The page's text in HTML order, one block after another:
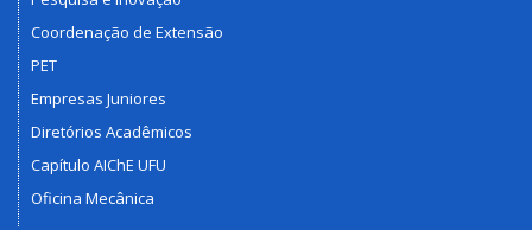
Coordenação de Extensão
PET
Empresas Juniores
Diretórios Acadêmicos
Capítulo AIChE UFU
Oficina Mecânica